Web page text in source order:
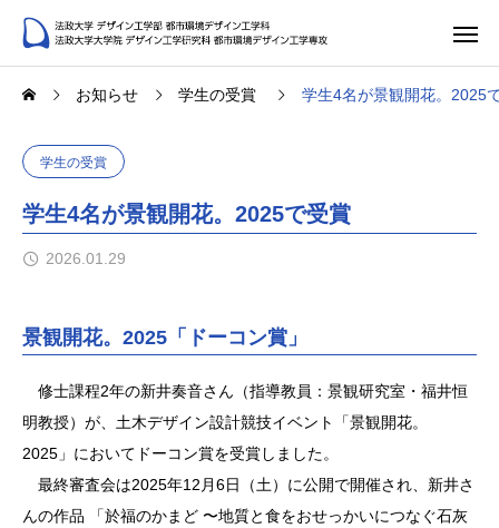
お知らせ 学生の受賞 学生4名が景観開花。2025
学生の受賞
学生4名が景観開花。2025で受賞
2026.01.29
景観開花。2025「ドーコン賞」
修士課程2年の新井奏音さん（指導教員：景観研究室・福井恒
明教授）が、土木デザイン設計競技イベント「景観開花。
2025」においてドーコン賞を受賞しました。
最終審査会は2025年12月6日（土）に公開で開催され、新井さ
んの作品 「於福のかまど 〜地質と食をおせっかいにつなぐ石灰